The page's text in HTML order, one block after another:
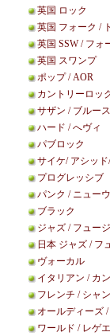
英国 ロック
英国 フォーク /
英国 SSW / フォ
英国 スワンプ
ポップ / AOR
カントリーロッ
サザン / ブルー
ハード / へヴィ
パブロック
サイケ/ アシッ
プログレッシブ
パンク / ニュー
ブラック
ジャズ / フュー
日本 ジャズ / フ
ヴォーカル
イタリアン / カ
フレンチ / シャ
オールディーズ /
ワールド / レゲエ